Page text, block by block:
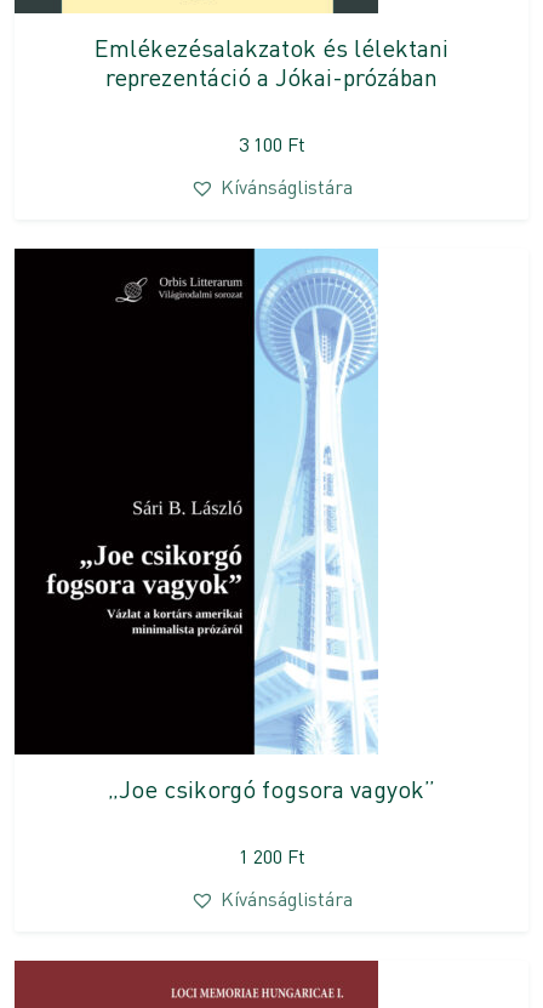
Emlékezésalakzatok és lélektani
reprezentáció a Jókai-prózában
3 100 Ft
Kívánságlistára
„Joe csikorgó fogsora vagyok”
1 200 Ft
Kívánságlistára